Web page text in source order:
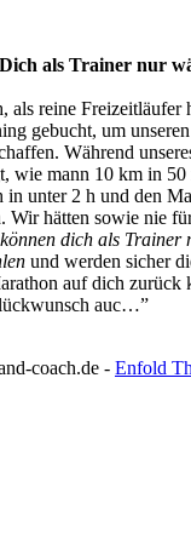
als Trainer nur
als reine Freizeitläufer
gebucht, um
Während
wie mann 10 km in 50
in unter 2 h und den
Wir hätten sowie nie
dich als Trainer
und werden sicher
auf dich zurück
auc…
coach.de - Enfold